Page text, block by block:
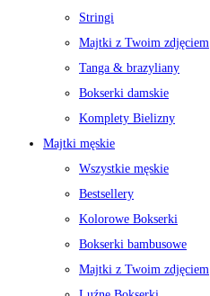
Stringi
Majtki z Twoim zdjęciem
Tanga & brazyliany
Bokserki damskie
Komplety Bielizny
Majtki męskie
Wszystkie męskie
Bestsellery
Kolorowe Bokserki
Bokserki bambusowe
Majtki z Twoim zdjęciem